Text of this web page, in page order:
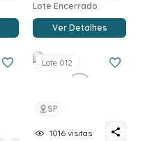
Lote Encerrado
Ver Detalhes
SP
Lote 012
1016 visitas